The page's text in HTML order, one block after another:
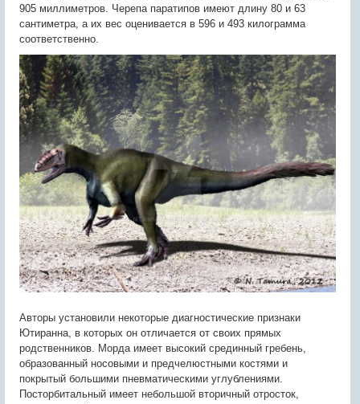
905 миллиметров. Черепа паратипов имеют длину 80 и 63
сантиметра, а их вес оценивается в 596 и 493 килограмма
соответственно.
Авторы установили некоторые диагностические признаки
Ютиранна, в которых он отличается от своих прямых
родственников. Морда имеет высокий срединный гребень,
образованный носовыми и предчелюстными костями и
покрытый большими пневматическими углублениями.
Посторбитальный имеет небольшой вторичный отросток,